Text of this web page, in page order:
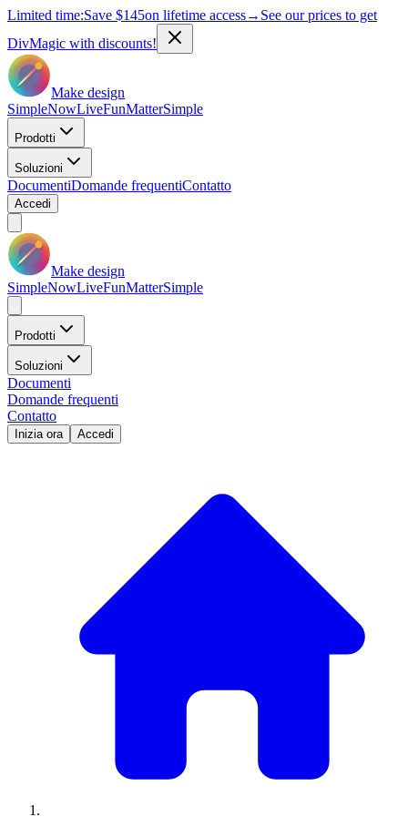
Limited time:Save $145on lifetime access→ See our prices to get
DivMagic with discounts!
Make design
SimpleNowLiveFunMatterSimple
Prodotti
Soluzioni
DocumentiDomande frequentiContatto
Accedi
Make design
SimpleNowLiveFunMatterSimple
Prodotti
Soluzioni
Documenti
Domande frequenti
Contatto
Inizia ora Accedi